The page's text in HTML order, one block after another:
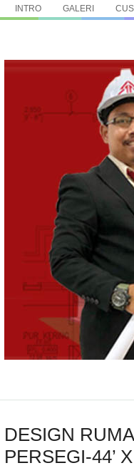
INTRO GALERI
DESIGN
PERSEGI-44’ X